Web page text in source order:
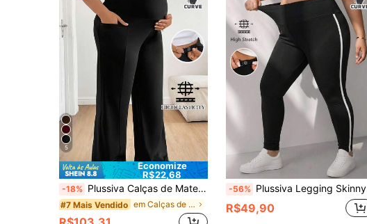
5
Economize
R$22,68
-18% Plussiva Calças de Maternidade Plus Size com Cintura Elástica e Bolsos, Oferecendo Conforto e Suporte para a Barriga Grávida. Uma Escolha Ideal para o Uso Casual no Verão. Calças de Maternidade, Vestuário de Maternidade. Para Mulheres Grávidas Calças de Gravidez
#7 Mais Vendido em Calças de maternidade plus size
-56% Plussiva Legging Skinny Plus Size Gestante com Cintura Alta Ajustável e Listras Contrastantes nos Lados
R$49,90